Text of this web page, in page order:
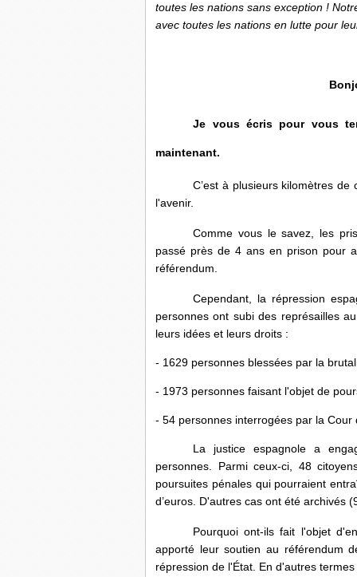
toutes les nations sans exception !
avec toutes les nations en lutte pour
Je vous écris pour vous
maintenant.
C’est à plusieurs kilomètres
l'avenir.
Comme vous le savez, les
passé près de 4 ans en prison pour
référendum.
Cependant, la répression
personnes ont subi des représailles
leurs idées et leurs droits :
- 1629 personnes blessées par la
- 1973 personnes faisant l'objet de
- 54 personnes interrogées par la Cour
La justice espagnole a
personnes. Parmi ceux-ci, 48
poursuites pénales qui pourraient
d’euros. D'autres cas ont été archivés
Pourquoi ont-ils fait l'objet
apporté leur soutien au référendum
répression de l'État. En d'autres